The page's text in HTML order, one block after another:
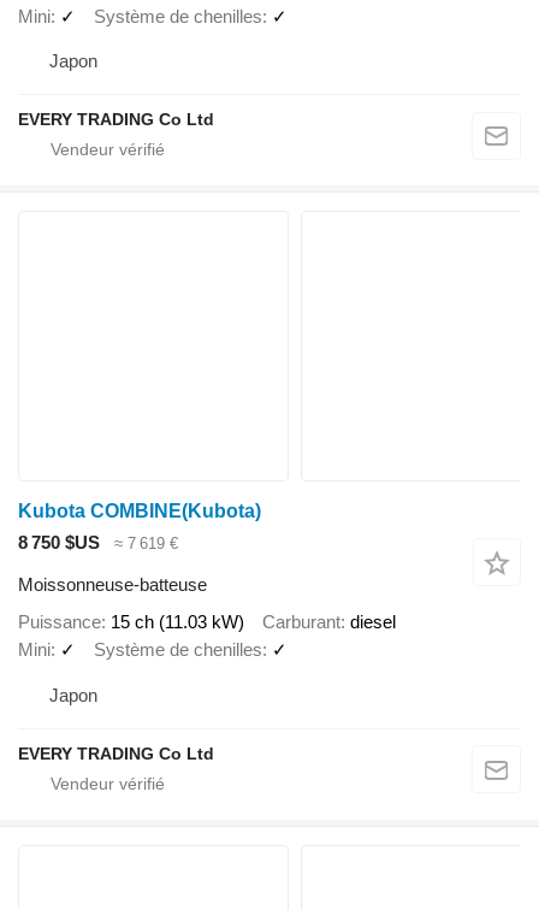
Mini ✓ Système de chenilles ✓
Japon
EVERY TRADING Co Ltd
Kubota COMBINE(Kubota)
8 750 $US
≈ 7 619 €
Moissonneuse-batteuse
Puissance 15 ch (11.03 kW) Carburant diesel
Mini ✓ Système de chenilles ✓
Japon
EVERY TRADING Co Ltd